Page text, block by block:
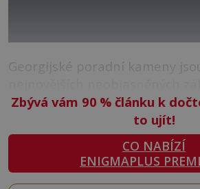
Georgijské poradní kameny
Zbývá vám 90 %článku k
to ujít!
CO NABÍZÍ
ENIGMAPLUS